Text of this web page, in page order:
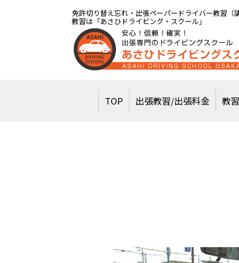
免許切り替え忘れ・出張ペーパードライバー教習
教習は「あさひドライビング・スクール」
TOP 出張教習/出張料金 教